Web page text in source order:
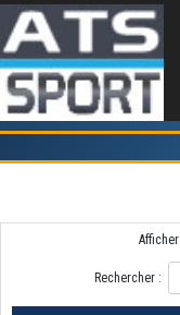
Inscription sur l'épreuve Foulées
Afficher
Rechercher :